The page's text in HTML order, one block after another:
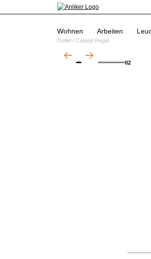
Wohnen Arbeiten
Outlet / Carpon Regal
02